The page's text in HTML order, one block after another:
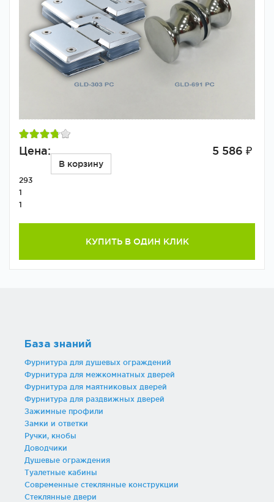
Цена: 5 586 ₽
В корзину
293
1
1
КУПИТЬ В ОДИН КЛИК
База знаний
Фурнитура для душевых ограждений
Фурнитура для межкомнатных дверей
Фурнитура для маятниковых дверей
Фурнитура для раздвижных дверей
Зажимные профили
Замки и ответки
Ручки, кнобы
Доводчики
Душевые ограждения
Туалетные кабины
Современные стеклянные конструкции
Стеклянные двери